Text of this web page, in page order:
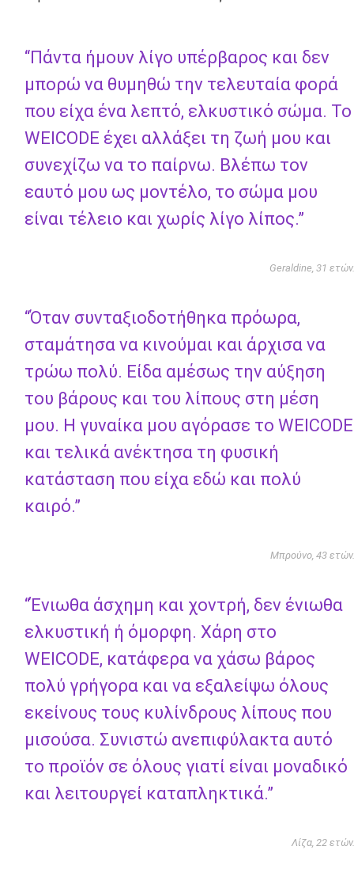
“Πάντα ήμουν λίγο υπέρβαρος και δεν
μπορώ να θυμηθώ την τελευταία φορά
που είχα ένα λεπτό, ελκυστικό σώμα. Το
WEICODE έχει αλλάξει τη ζωή μου και
συνεχίζω να το παίρνω. Βλέπω τον
εαυτό μου ως μοντέλο, το σώμα μου
είναι τέλειο και χωρίς λίγο λίπος.”
Geraldine, 31 ετών.
“Όταν συνταξιοδοτήθηκα πρόωρα,
σταμάτησα να κινούμαι και άρχισα να
τρώω πολύ. Είδα αμέσως την αύξηση
του βάρους και του λίπους στη μέση
μου. Η γυναίκα μου αγόρασε το WEICODE
και τελικά ανέκτησα τη φυσική
κατάσταση που είχα εδώ και πολύ
καιρό.”
Μπρούνο, 43 ετών.
“Ένιωθα άσχημη και χοντρή, δεν ένιωθα
ελκυστική ή όμορφη. Χάρη στο
WEICODE, κατάφερα να χάσω βάρος
πολύ γρήγορα και να εξαλείψω όλους
εκείνους τους κυλίνδρους λίπους που
μισούσα. Συνιστώ ανεπιφύλακτα αυτό
το προϊόν σε όλους γιατί είναι μοναδικό
και λειτουργεί καταπληκτικά.”
Λίζα, 22 ετών.